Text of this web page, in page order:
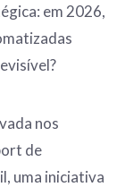
em 2026,
nos
de
uma iniciativa